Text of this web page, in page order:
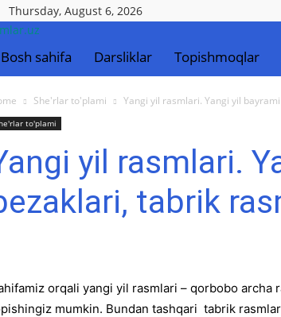
Thursday, August 6, 2026
Bosh sahifa Darsliklar Topishmoqlar
She'rlar to'plami Yangi yil rasmlari. Yangi yil
to'plami
yil rasmlari.
tabrik
orqali yangi yil rasmlari – qorbobo archa
mumkin. Bundan tashqari tabrik